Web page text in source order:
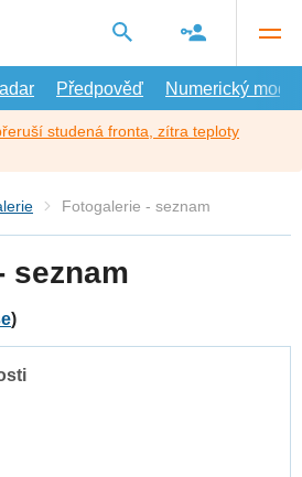
Předpověď Numerický model
studená fronta, zítra teploty
Fotogalerie - seznam
seznam
)